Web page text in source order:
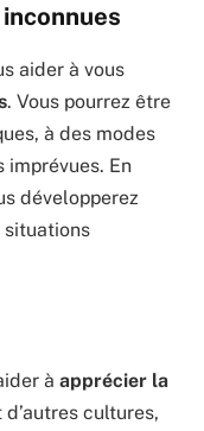
aider à vous
. Vous pourrez être
à des modes
En
développerez
situations
à apprécier la
cultures,